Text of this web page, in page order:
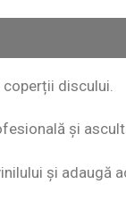
discului.
și
și adaugă